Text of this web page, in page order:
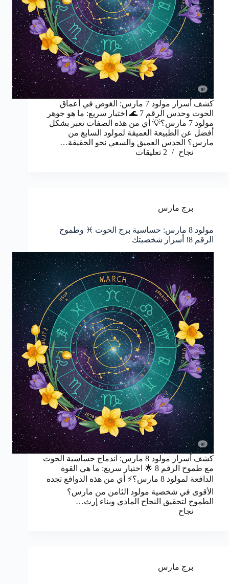
كشف أسرار مولود 7 مارس: الغوص في أعماق
الحوت وحدس الرقم 7 🌊 اختبار سريع: ما هو جوهر
مولود 7 مارس؟💡 أي من هذه الصفات تعبر بشكل
أفضل عن الطبيعة العميقة لمولود السابع من
مارس؟ الحدس العميق والسعي نحو الحقيقة…
نجاح
2 تعليقات
برج مارس
مولود 8 مارس: حساسية برج الحوت ♓ وطموح
الرقم 8! أسرار شخصيتك
كشف أسرار مولود 8 مارس: اندماج حساسية الحوت
مع طموح الرقم 8 🌟 اختبار سريع: ما هي القوة
الدافعة لمولود 8 مارس؟⚡ أي من هذه الدوافع تجده
الأقوى في شخصية مولود الثامن من مارس؟
الطموح لتحقيق النجاح المادي وبناء إرث…
نجاح
برج مارس